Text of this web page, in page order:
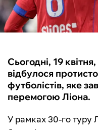
БУКМЕКЕРИ
Сьогодні, 19
відбулося
футболістів, яке
перемогою Ліона.
У рамках 30-го туру